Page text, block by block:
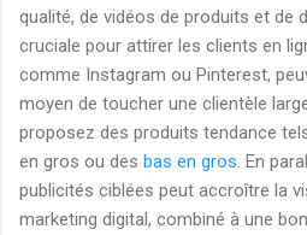
qualité, de vidéos de produits et de
cruciale pour attirer les clients en
comme Instagram ou Pinterest,
moyen de toucher une clientèle
proposez des produits tendance
en gros ou des bas en gros . En
publicités ciblées peut accroître la
marketing digital, combiné à une